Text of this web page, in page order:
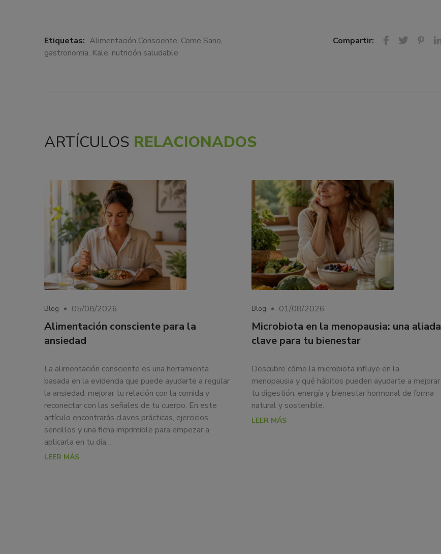
Etiquetas: Alimentación Consciente, Come Sano,
gastronomia, Kale, nutrición saludable
Compartir:
ARTÍCULOS RELACIONADOS
Blog 05/08/2026
Alimentación consciente para la
ansiedad
La alimentación consciente es una herramienta
basada en la evidencia que puede ayudarte a regular
la ansiedad, mejorar tu relación con la comida y
reconectar con las señales de tu cuerpo. En este
artículo encontrarás claves prácticas, ejercicios
sencillos y una ficha imprimible para empezar a
aplicarla en tu día…
LEER MÁS
Blog 01/08/2026
Microbiota en la menopausia: una aliada
clave para tu bienestar
Descubre cómo la microbiota influye en la
menopausia y qué hábitos pueden ayudarte a mejorar
tu digestión, energía y bienestar hormonal de forma
natural y sostenible.
LEER MÁS